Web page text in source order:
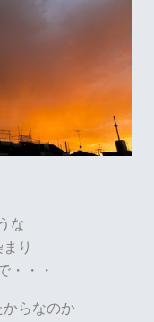
な
り
・・・
らなのか